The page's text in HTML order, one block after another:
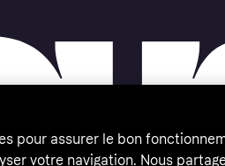
pour assurer le bon
votre navigation. Nous